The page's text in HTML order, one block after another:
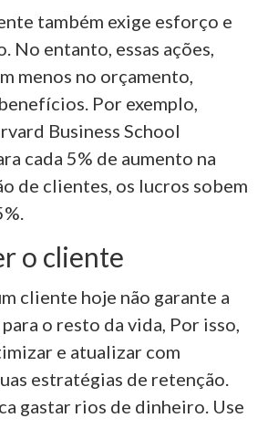
também exige esforço e
No entanto, essas ações,
menos no orçamento,
Por exemplo,
Business School
cada 5% de aumento na
de clientes, os lucros sobem
o cliente
cliente hoje não garante a
o resto da vida, Por isso,
e atualizar com
estratégias de retenção.
gastar rios de dinheiro. Use